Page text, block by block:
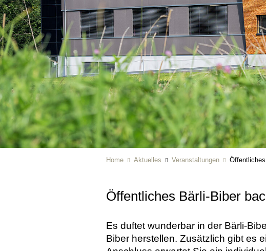
Home Aktuelles Veranstaltungen
Öffentliches Bärli-Biber
Es duftet wunderbar in der Bärli-
Biber herstellen. Zusätzlich gibt es